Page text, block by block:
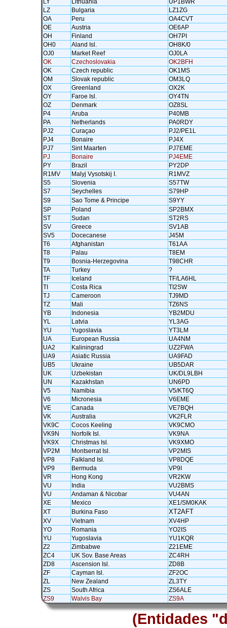
LY Lithuania
UP1BWR
LZ
Bulgaria
LZ1ZG
OA
Peru
OA4CVT
OE
Austria
OE6AP
OH
Finland
OH7PI
OH0
Aland Isl.
OH8K/0
OJ0
Market Reef
OJ0LA
OK
Czechoslovakia
OK2BFH
OK
Czech republic
OK1MS
OM
Slovak republic
OM3LQ
OX
Greenland
OX2K
OY
Faroe Isl.
OY4TN
OZ
Denmark
OZ8SL
P4
Aruba
P40MB
PA
Netherlands
PA0RDY
PJ2
Curaçao
PJ2/PE1L
PJ4
Bonaire
PJ4X
PJ7
Sint Maarten
PJ7EME
PJ
Bonaire
PJ4EME
PY
Brazil
PY2DP
R1MV
Malyj Vysotskij I.
R1MVZ
S5
Slovenia
S57TW
S7
Seychelles
S79HP
S9
Sao Tome & Principe
S9YY
SP
Poland
SP2BMX
ST
Sudan
ST2RS
SV
Greece
SV1AB
SV5
Docecanese
J45M
T6
Afghanistan
T61AA
T8
Palau
T8EM
T9
Bosnia-Herzegovina
T98CHR
TA
Turkey
?
TF
Iceland
TF/LA6HL
TI
Costa Rica
TI2SW
TJ
Cameroon
TJ9MD
TZ
Mali
TZ6NS
YB
Indonesia
YB2MDU
YL
Latvia
YL3AG
YU
Yugoslavia
YT3LM
UA
European Russia
UA4NM
UA2
Kaliningrad
UZ2FWA
UA9
Asiatic Russia
UA9FAD
UB5
Ukraine
UB5DAR
UK
Uzbekistan
UK/DL9LBH
UN
Kazakhstan
UN6PD
V5
Namibia
V5/KT6Q
V6
Micronesia
V6EME
VE
Canada
VE7BQH
VK
Australia
VK2FLR
VK9C
Cocos Keeling
VK9CMO
VK9N
Norfolk Isl.
VK9NA
VK9X
Christmas Isl.
VK9XMO
VP2M
Montserrat Isl.
VP2MIS
VP8
Falkland Isl.
VP8DQE
VP9
Bermuda
VP9I
VR
Hong Kong
VR2KW
VU
India
VU2BMS
VU
Andaman & Nicobar
VU4AN
XE
Mexico
XE1/SM0KAK
XT
Burkina Faso XT2AFT
XV Vietnam
XV4HP
YO
Romania
YO2IS
YU
Yugoslavia
YU1KQR
Z2
Zimbabwe
Z21EME
ZC4
UK Sov. Base Areas
ZC4RH
ZD8
Ascension Isl.
ZD8B
ZF
Cayman Isl.
ZF2OC
ZL
New Zealand
ZL3TY
ZS
South Africa
ZS6ALE
ZS9
Walvis Bay ZS9A
(Entidades